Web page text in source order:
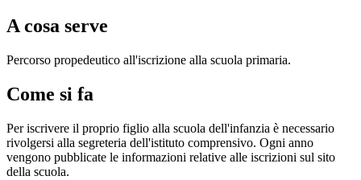
A cosa serve
Percorso propedeutico all'iscrizione alla scuola primaria.
Come si fa
Per iscrivere il proprio figlio alla scuola dell'infanzia è necessario
rivolgersi alla segreteria dell'istituto comprensivo. Ogni anno
vengono pubblicate le informazioni relative alle iscrizioni sul sito
della scuola.